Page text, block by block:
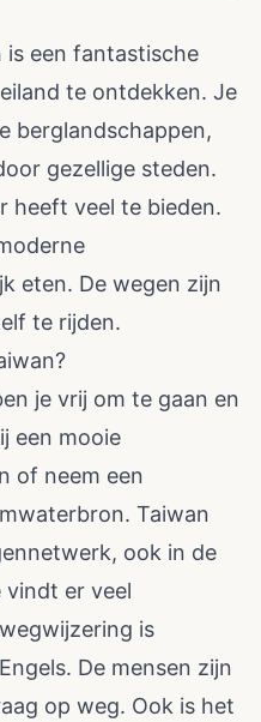
is een fantastische
te ontdekken. Je
berglandschappen,
gezellige steden.
heeft veel te bieden.
eten. De wegen zijn
te rijden.
je vrij om te gaan en
een mooie
of neem een
Taiwan
ook in de
vindt er veel
is
De mensen zijn
op weg. Ook is het